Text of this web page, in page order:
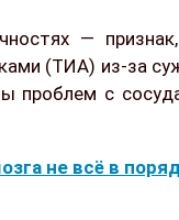
—
(ТИА) из-за
проблем с